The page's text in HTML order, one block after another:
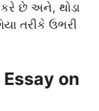
છે અને, થોડા
તરીકે ઉભરી
on